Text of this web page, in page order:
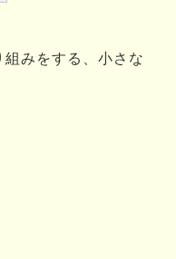
みをする、小さな